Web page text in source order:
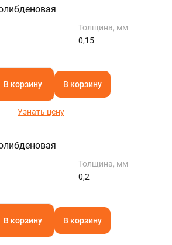
Толщина, мм
0,15
В корзину В корзину
Узнать цену
Толщина, мм
0,2
В корзину В корзину